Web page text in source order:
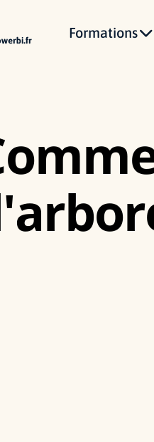
Formations